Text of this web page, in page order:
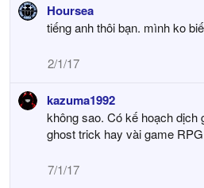
Hoursea
tiếng anh thôi bạn. mình ko
2/1/17
kazuma1992
không sao. Có kế hoạch dịch
ghost trick hay vài game
7/1/17